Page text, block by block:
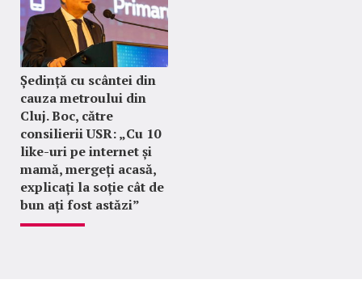
Ședință cu scântei din
cauza metroului din
Cluj. Boc, către
consilierii USR: „Cu 10
like-uri pe internet și
mamă, mergeți acasă,
explicați la soție cât de
bun ați fost astăzi”